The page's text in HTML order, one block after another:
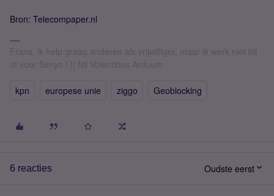
Bron: Telecompaper.nl
Frans, ik help graag anderen als vrijwilliger, maar ik werk niet bij
of voor Simyo ! || Nil Volentibus Arduum
kpn europese unie ziggo Geoblocking
6 reacties Oudste eerst